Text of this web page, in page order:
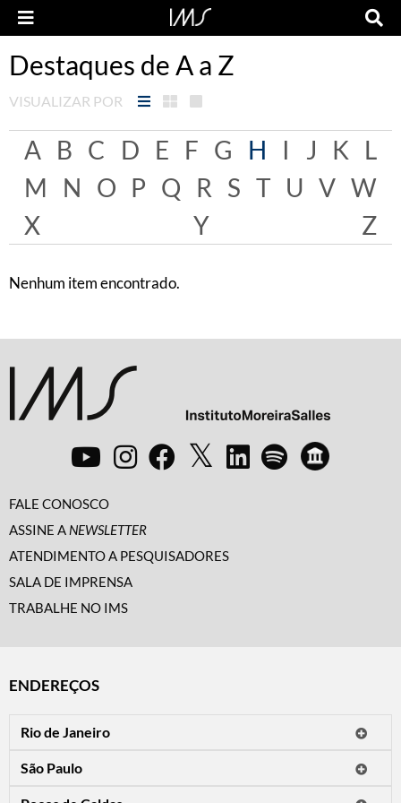
Destaques de A a Z
VISUALIZAR POR
A B C D E F G H I J K L
M
N O P Q R S T U V W
X
Y Z
Nenhum item encontrado.
FALE CONOSCO
ASSINE A NEWSLETTER
ATENDIMENTO A PESQUISADORES
SALA DE IMPRENSA
TRABALHE NO IMS
ENDEREÇOS
Rio de Janeiro
Horário de visitação: a programação do IMS no Rio de Janeiro será
apresentada em instituições culturais parceiras.
São Paulo